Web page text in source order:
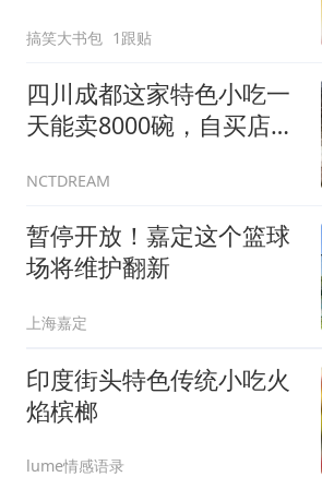
搞笑大书包 1跟贴
四川成都这家特色小吃一
天能卖8000碗，自买店铺
NCTDREAM
暂停开放！嘉定这个篮球
场将维护翻新
上海嘉定
印度街头特色传统小吃火
焰槟榔
lume情感语录